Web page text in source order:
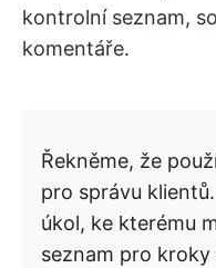
kontrolní seznam,
komentáře.
Řekněme, že
pro správu
úkol, ke kterému
seznam pro